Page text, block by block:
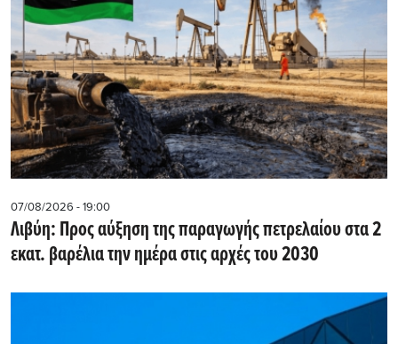
07/08/2026 - 19:00
Λιβύη: Προς αύξηση της παραγωγής πετρελαίου στα 2
εκατ. βαρέλια την ημέρα στις αρχές του 2030